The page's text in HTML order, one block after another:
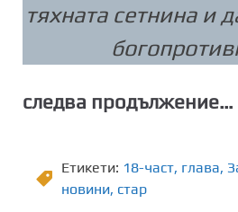
тяхната сетнина и
следва продължение…
Етикети: 18-част, глава,
новини, стар